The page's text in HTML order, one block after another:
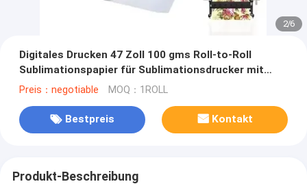
2/6
Digitales Drucken 47 Zoll 100 gms Roll-to-Roll
Sublimationspapier für Sublimationsdrucker mit
großem Format
Preis：negotiable MOQ：1ROLL
Bestpreis Kontakt
Produkt-Beschreibung